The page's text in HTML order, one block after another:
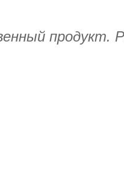
продукт.